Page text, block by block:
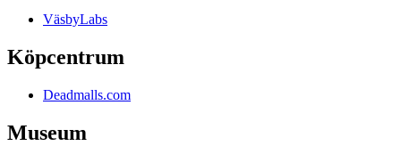
VäsbyLabs
Köpcentrum
Deadmalls.com
Museum